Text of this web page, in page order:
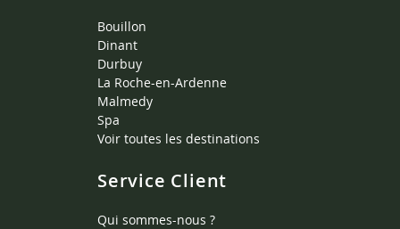
Bouillon
Dinant
Durbuy
La Roche-en-Ardenne
Malmedy
Spa
Voir toutes les destinations
Service Client
Qui sommes-nous ?